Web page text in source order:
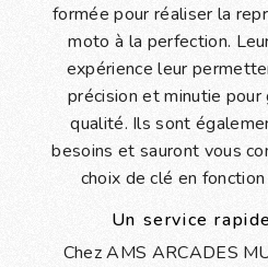
formée pour réaliser la
moto à la perfection.
expérience leur
précision et minutie
qualité. Ils sont
besoins et sauront vous
choix de clé en
Un service
Chez AMS ARCADES